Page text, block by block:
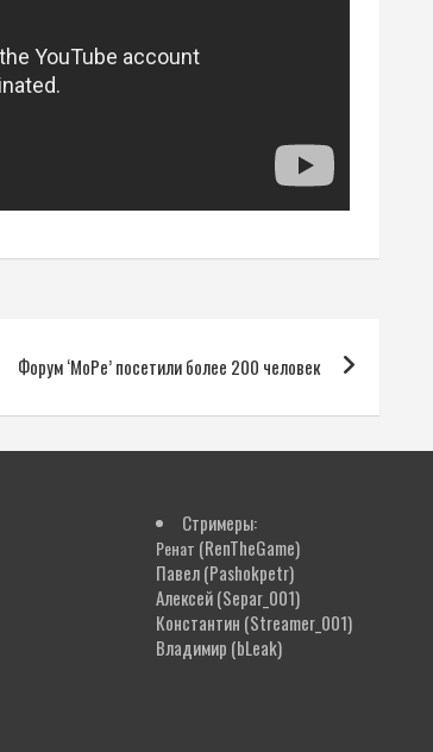
Форум ‘МоРе’ посетили более 200 человек
Стримеры:
Ренат (RenTheGame)
Павел(Pashokpetr)
Алексей(Separ_001)
Константин (Streamer_001)
Владимир (bLeak)